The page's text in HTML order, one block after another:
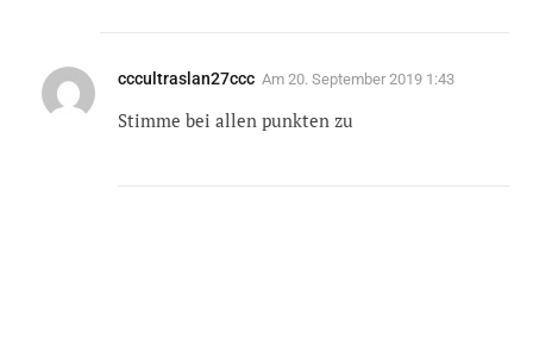
cccultraslan27ccc Am 20. September 2019 1:43
Stimme bei allen punkten zu